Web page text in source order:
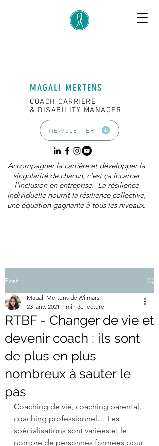
Accompagner la carrière et développer la
singularité de chacun, c'est ça incarner
l'inclusion en entreprise. La résilience
individuelle nourrit la résilience collective,
une équation gagnante à tous les niveaux.
MAGALI MERTENS
COACH CARRIERE
& DISABILITY MANAGER
NEWSLETTER
Post
RTBF - Changer de vie et
devenir coach : ils sont
de plus en plus
nombreux à sauter le
pas
Magali Mertens de Wilmars
23 janv. 2021 1 min de lecture
Coaching de vie, coaching parental,
coaching professionnel… Les
spécialisations sont variées et le
nombre de personnes formées pour